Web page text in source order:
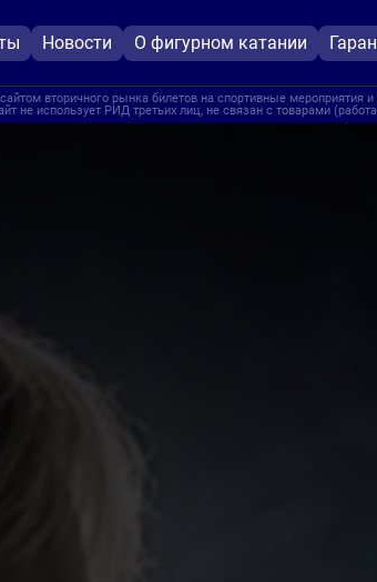
Новости О фигурном катании
вторичного рынка билетов на спортивные мероприятия
не использует РИД третьих лиц, не связан с товарами